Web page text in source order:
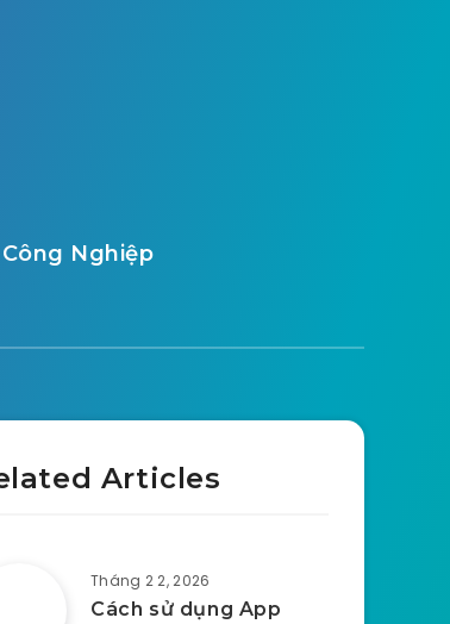
Công Nghiệp
Articles
Tháng 2 2, 2026
Cách sử dụng App